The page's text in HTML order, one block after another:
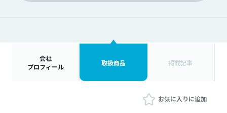
会社
プロフィール
取扱商品 掲載記事
お気に入りに追加